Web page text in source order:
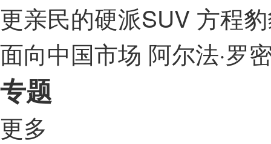
更亲民的硬派SUV 方程
面向中国市场 阿尔法·罗
专题
更多